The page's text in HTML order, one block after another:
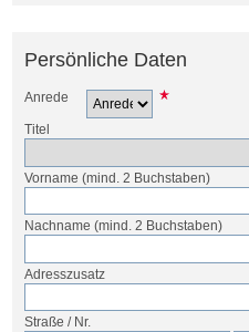
Persönliche Daten
Anrede
Titel
Vorname (mind. 2 Buchstaben)
Nachname (mind. 2 Buchstaben)
Adresszusatz
Straße / Nr.